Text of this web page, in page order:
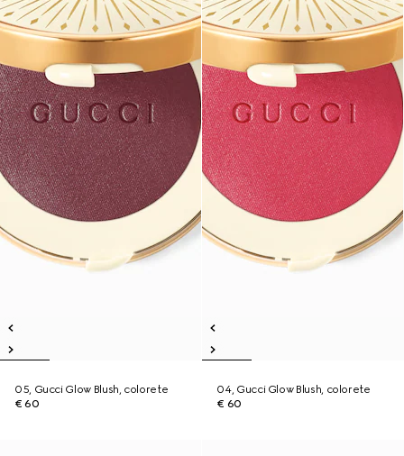
05, Gucci Glow Blush, colorete
€ 60
04, Gucci Glow Blush, colorete
€ 60